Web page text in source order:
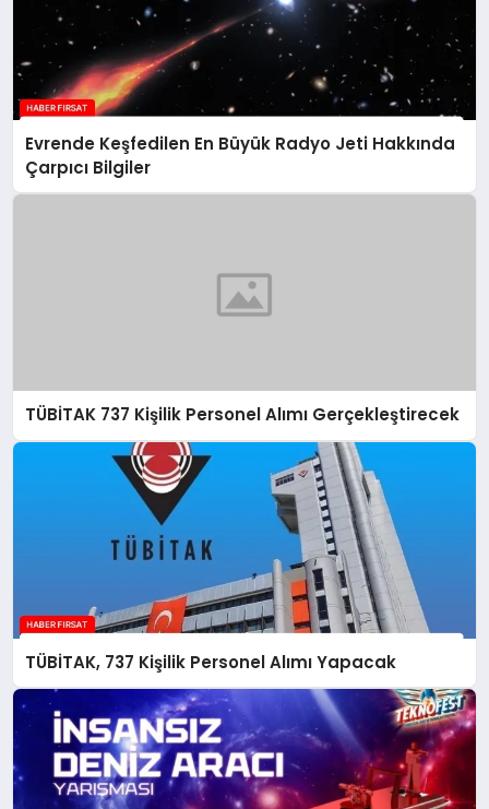
Evrende Keşfedilen En Büyük Radyo Jeti Hakkında
Çarpıcı Bilgiler
TÜBİTAK 737 Kişilik Personel Alımı Gerçekleştirecek
TÜBİTAK, 737 Kişilik Personel Alımı Yapacak